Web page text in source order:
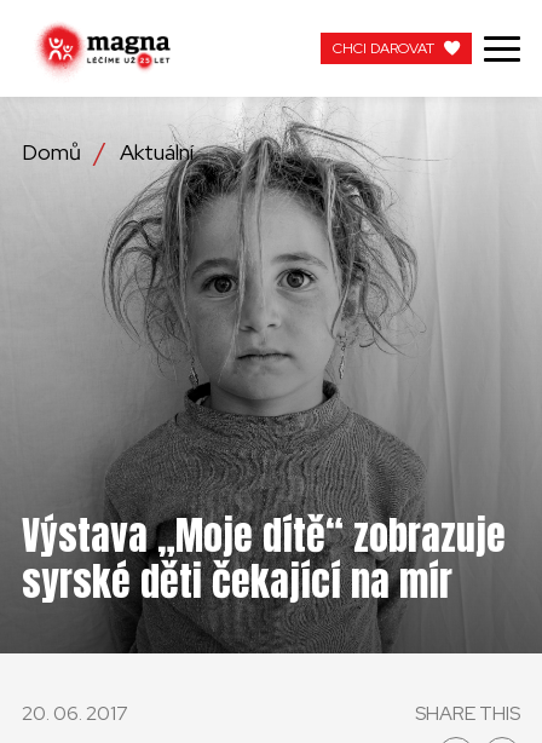
NAŠE PRÁCE
O NÁS
AKTUÁLNÍ
ZAPOJTE SE
PRACUJTE S NÁMI
KONTAKTUJTE NÁS
ČESKÁ REPUBLIKA
GLOBAL
CHCI DAROVAT
Domů Aktuální
Výstava „Moje dítě“ zobrazuje
syrské děti čekající na mír
20. 06. 2017 SHARE THIS